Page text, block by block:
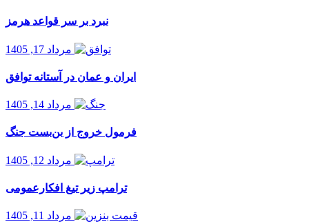
نبرد بر سر قواعد هرمز
مرداد 17, 1405
ایران و عمان در آستانه توافق
مرداد 14, 1405
فرمول خروج از بن‌بست جنگ
مرداد 12, 1405
ترامپ زیر تیغ افکارعمومی
مرداد 11, 1405